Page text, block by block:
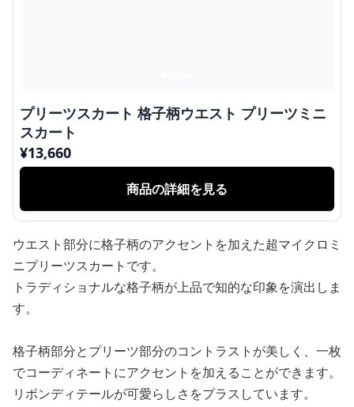
プリーツスカート 格子柄ウエスト プリーツミニ
スカート
¥13,660
商品の詳細を見る
ウエスト部分に格子柄のアクセントを加えた超マイクロミ
ニプリーツスカートです。
トラディショナルな格子柄が上品で知的な印象を演出しま
す。
格子柄部分とプリーツ部分のコントラストが美しく、一枚
でコーディネートにアクセントを加えることができます。
リボンディテールが可愛らしさをプラスしています。